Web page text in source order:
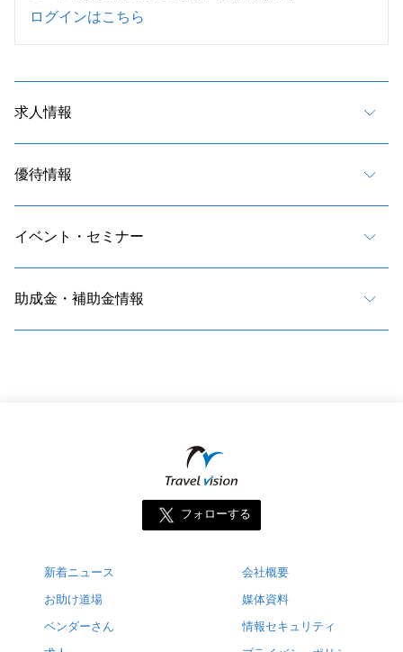
ログインはこちら
求人情報
優待情報
イベント・セミナー
助成金・補助金情報
フォローする
新着ニュース
お助け道場
ベンダーさん
会社概要
媒体資料
情報セキュリティ